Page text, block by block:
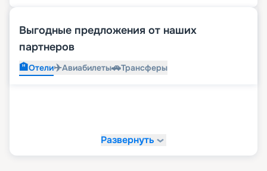
Выгодные предложения от наших
партнеров
🏨Отели✈️Авиабилеты🚗Трансферы
Развернуть